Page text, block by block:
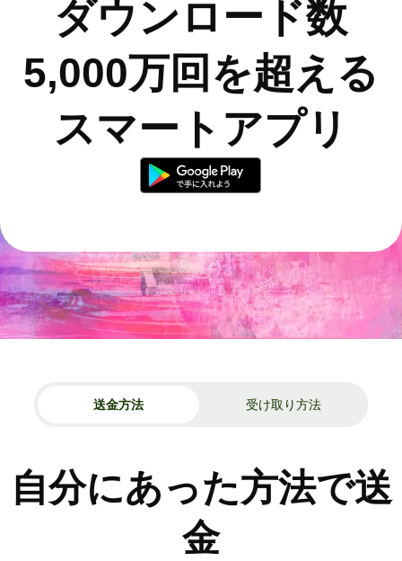
ダウンロード数
5,000万回を超える
スマートアプリ
送金方法 受け取り方法
自分にあった方法で送
金